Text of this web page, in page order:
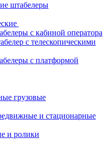
штабелеры
с кабиной оператора
с телескопическими
с платформой
грузовые
и стационарные
и ролики